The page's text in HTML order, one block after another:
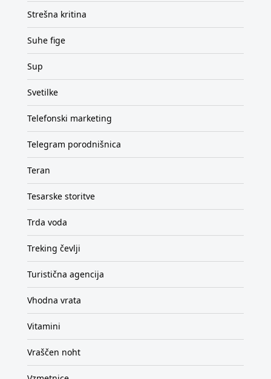
Strešna kritina
Suhe fige
Sup
Svetilke
Telefonski marketing
Telegram porodnišnica
Teran
Tesarske storitve
Trda voda
Treking čevlji
Turistična agencija
Vhodna vrata
Vitamini
Vraščen noht